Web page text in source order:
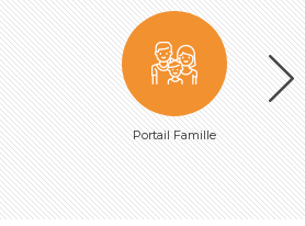
Portail Famille